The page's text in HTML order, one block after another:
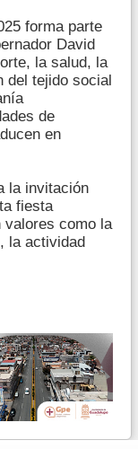
forma parte
David
la salud, la
del tejido social
de
en
la invitación
fiesta
valores como la
la actividad